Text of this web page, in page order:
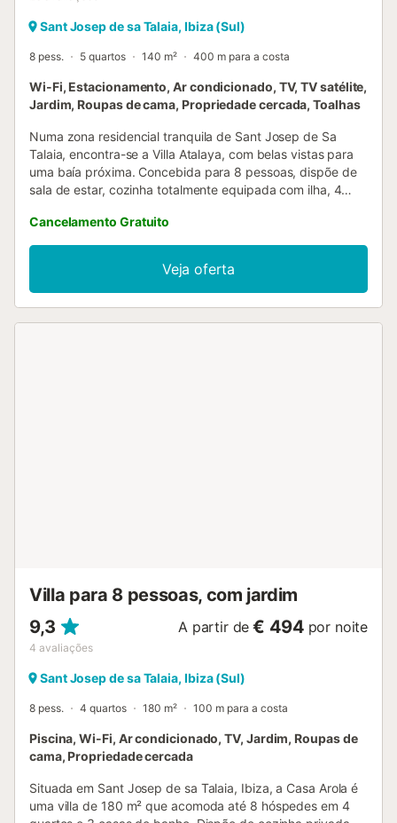
Sant Josep de sa Talaia, Ibiza (Sul)
8 pess. 5 quartos 140 m² 400 m para a costa
Wi-Fi, Estacionamento, Ar condicionado, TV, TV satélite,
Jardim, Roupas de cama, Propriedade cercada, Toalhas
Numa zona residencial tranquila de Sant Josep de Sa
Talaia, encontra-se a Villa Atalaya, com belas vistas para
uma baía próxima. Concebida para 8 pessoas, dispõe de
sala de estar, cozinha totalmente equipada com ilha, 4
condicionado, televisão por satélite, proteção para
escadas para crianças, 2 berços e 1 cadeira alta. O
destaque é o fantástico espaço exterior, com vista
deslumbrante para a baía, várias varandas mobiladas,
jardim e duches exteriores. Relaxem entre plantas
após as 20h e ...
Cancelamento Gratuito
Veja oferta
Villa para 8 pessoas, com jardim
9,3
4 avaliações
A partir de € 494 por noite
Sant Josep de sa Talaia, Ibiza (Sul)
8 pess. 4 quartos 180 m² 100 m para a costa
Piscina, Wi-Fi, Ar condicionado, TV, Jardim, Roupas de
cama, Propriedade cercada
Situada em Sant Josep de sa Talaia, Ibiza, a Casa Arola é
uma villa de 180 m² que acomoda até 8 hóspedes em 4